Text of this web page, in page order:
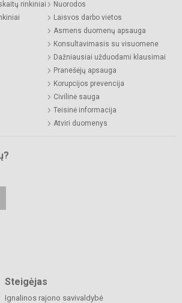
rinkiniai
Nuorodos
Laisvos darbo vietos
Asmens duomenų apsauga
Konsultavimasis su visuomene
Dažniausiai užduodami klausimai
Pranešėjų apsauga
Korupcijos prevencija
Civilinė sauga
Teisinė informacija
Atviri duomenys
Steigėjas
Ignalinos rajono savivaldybė